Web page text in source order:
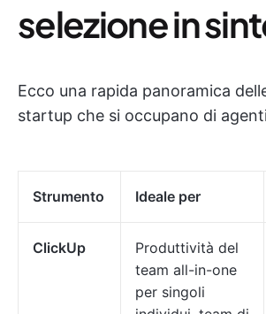
selezione in
Ecco una rapida panoramica
startup che si occupano di
Strumento Ideale per
ClickUp
Produttività del
team all-in-one
per singoli